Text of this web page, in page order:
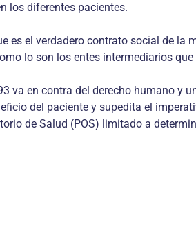
los diferentes pacientes.
es el verdadero contrato social de
lo son los entes intermediarios
va en contra del derecho humano y
del paciente y supedita el
de Salud (POS) limitado a